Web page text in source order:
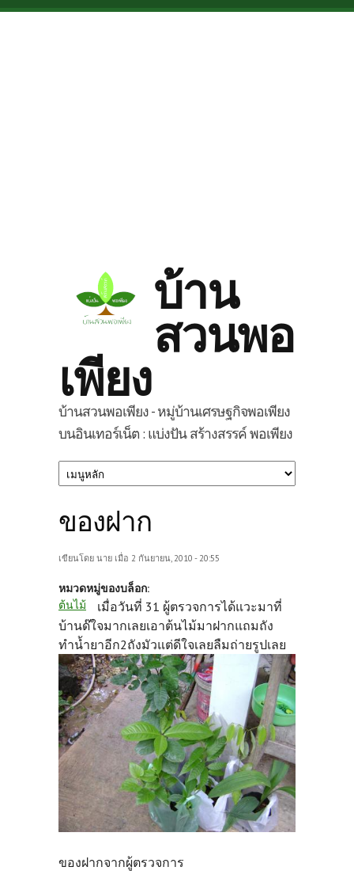
Skip to main content
บ้าน
สวนพอ
เพียง
บ้านสวนพอเพียง - หมู่บ้านเศรษฐกิจพอเพียง
บนอินเทอร์เน็ต : แบ่งปัน สร้างสรรค์ พอเพียง
ของฝาก
เขียนโดย นาย เมื่อ 2 กันยายน, 2010 - 20:55
หมวดหมู่ของบล็อก:
ต้นไม้
เมื่อวันที่ 31 ผู้ตรวจการได้แวะมาที่
บ้านด๊ใจมากเลยเอาต้นไม้มาฝากแถมถัง
ทำนํ้ายาอีก2ถังมัวแต่ดีใจเลยลืมถ่ายรูปเลย
ของฝากจากผู้ตรวจการ